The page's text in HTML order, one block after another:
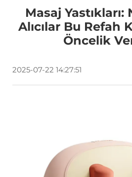
Masaj Yastıkları:
Alıcılar Bu Refah
Öncelik
2025-07-22 14:27:51